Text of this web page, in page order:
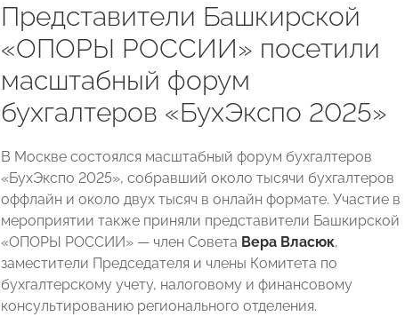
Представители Башкирской
«ОПОРЫ РОССИИ» посетили
масштабный форум
бухгалтеров «БухЭкспо 2025»
В Москве состоялся масштабный форум бухгалтеров
«БухЭкспо 2025», собравший около тысячи бухгалтеров
оффлайн и около двух тысяч в онлайн формате. Участие в
мероприятии также приняли представители Башкирской
«ОПОРЫ РОССИИ» — член Совета Вера Власюк,
заместители Председателя и члены Комитета по
бухгалтерскому учету, налоговому и финансовому
консультированию регионального отделения.